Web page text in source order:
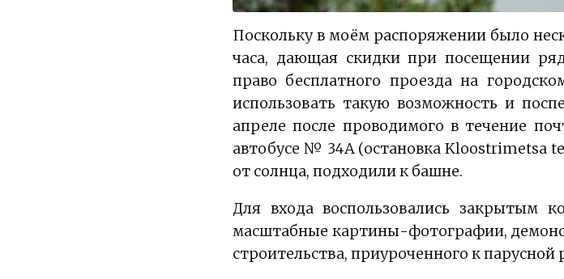
Поскольку в моём распоряжении было
часа, дающая скидки при посещении
право бесплатного проезда на
использовать такую возможность и
апреле после проводимого в течение
автобусе № 34А (остановка Kloostrimetsa
от солнца, подходили к башне.
Для входа воспользовались закрытым
масштабные картины-фотографии,
строительства, приуроченного к парусной